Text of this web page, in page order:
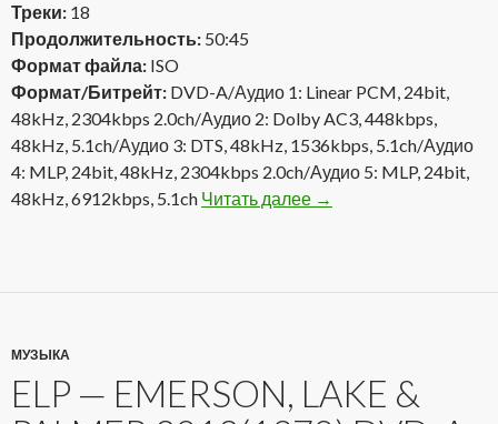
Треки: 18
Продолжительность: 50:45
Формат файла: ISO
Формат/Битрейт: DVD-A/Аудио 1: Linear PCM, 24bit,
48kHz, 2304kbps 2.0ch/Аудио 2: Dolby AC3, 448kbps,
48kHz, 5.1ch/Аудио 3: DTS, 48kHz, 1536kbps, 5.1ch/Аудио
4: MLP, 24bit, 48kHz, 2304kbps 2.0ch/Аудио 5: MLP, 24bit,
48kHz, 6912kbps, 5.1ch Читать далее Emerson, Lake &
→
МУЗЫКА
ELP — EMERSON, LAKE &